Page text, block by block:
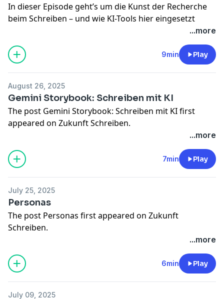
In dieser Episode geht’s um die Kunst der Recherche
beim Schreiben – und wie KI-Tools hier eingesetzt
und was
Frage der
Urheberrechte
von unseren Werken – und über mein
neues Buch
, das Ende November auf
Fiktion und Wirklichkeit ineinanderfließen.
The post Der letzte Filmfirst appeared onZukunft
Schreiben.
...more
9min Play
August 26, 2025
Gemini Storybook: Schreiben mit KI
The post Gemini Storybook: Schreiben mit KIfirst
appeared on Zukunft Schreiben.
...more
7min Play
July 25, 2025
Personas
The post Personas first appeared on Zukunft
Schreiben.
...more
6min Play
July 09, 2025